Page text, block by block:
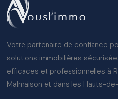
Votre partenaire de confiance
solutions immobilières
efficaces et professionnelles à
Malmaison et dans les Hauts-